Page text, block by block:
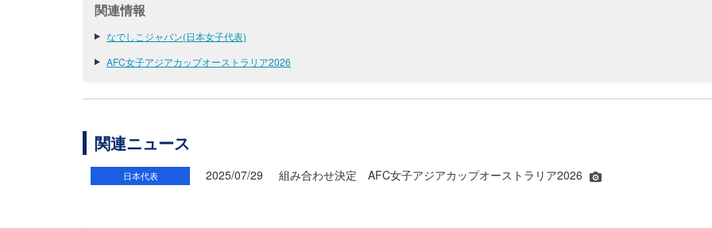
関連情報
なでしこジャパン(日本女子代表)
AFC女子アジアカップオーストラリア2026
関連ニュース
日本代表 2025/07/29 組み合わせ決定 AFC女子アジアカップオーストラリア2026